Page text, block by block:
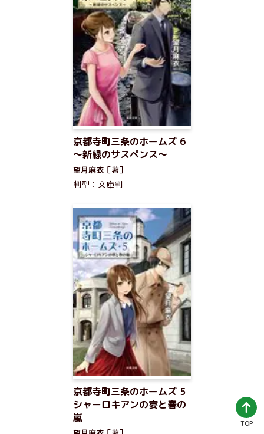
京都寺町三条のホームズ 6
～新緑のサスペンス～
望月麻衣［著］
判型：文庫判
京都寺町三条のホームズ 5
シャーロキアンの宴と春の
嵐
TOP